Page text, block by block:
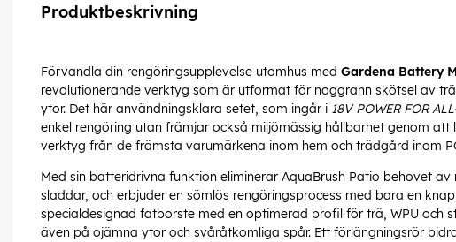
Produktbeskrivning
Förvandla din rengöringsupplevelse utomhus med Gardena Battery
revolutionerande verktyg som är utformat för noggrann skötsel av
ytor. Det här användningsklara setet, som ingår i 18V POWER FOR
enkel rengöring utan främjar också miljömässig hållbarhet genom
verktyg från de främsta varumärkena inom hem och trädgård inom
Med sin batteridrivna funktion eliminerar AquaBrush Patio behovet
sladdar, och erbjuder en sömlös rengöringsprocess med bara en
specialdesignad fatborste med en optimerad profil för trä, WPU och
även på ojämna ytor och svåråtkomliga spår. Ett förlängningsrör